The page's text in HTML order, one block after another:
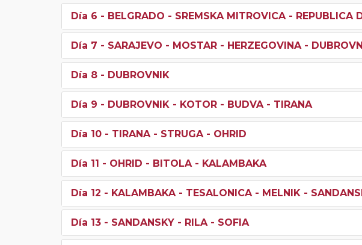
Día 6 - BELGRADO - SREMSKA MITROVICA - REPUBLICA
Día 7 - SARAJEVO - MOSTAR - HERZEGOVINA -
Día 8 - DUBROVNIK
Día 9 - DUBROVNIK - KOTOR - BUDVA - TIRANA
Día 10 - TIRANA - STRUGA - OHRID
Día 11 - OHRID - BITOLA - KALAMBAKA
Día 12 - KALAMBAKA - TESALONICA - MELNIK -
Día 13 - SANDANSKY - RILA - SOFIA